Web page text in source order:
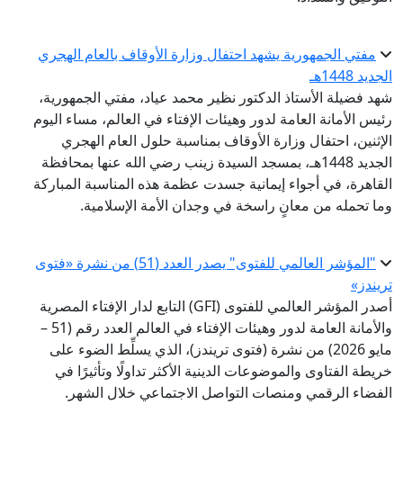
مفتي الجمهورية يشهد احتفال وزارة الأوقاف بالعام الهجري
الجديد 1448هـ
شهد فضيلة الأستاذ الدكتور نظير محمد عياد، مفتي الجمهورية،
رئيس الأمانة العامة لدور وهيئات الإفتاء في العالم، مساء اليوم
الإثنين، احتفال وزارة الأوقاف بمناسبة حلول العام الهجري
الجديد 1448هـ، بمسجد السيدة زينب رضي الله عنها بمحافظة
القاهرة، في أجواء إيمانية جسدت عظمة هذه المناسبة المباركة
وما تحمله من معانٍ راسخة في وجدان الأمة الإسلامية.
"المؤشر العالمي للفتوى" يصدر العدد (51) من نشرة «فتوى
تريندز»
أصدر المؤشر العالمي للفتوى (GFI) التابع لدار الإفتاء المصرية
والأمانة العامة لدور وهيئات الإفتاء في العالم العدد رقم (51 –
مايو 2026) من نشرة (فتوى تريندز)، الذي يسلِّط الضوء على
خريطة الفتاوى والموضوعات الدينية الأكثر تداولًا وتأثيرًا في
الفضاء الرقمي ومنصات التواصل الاجتماعي خلال الشهر.